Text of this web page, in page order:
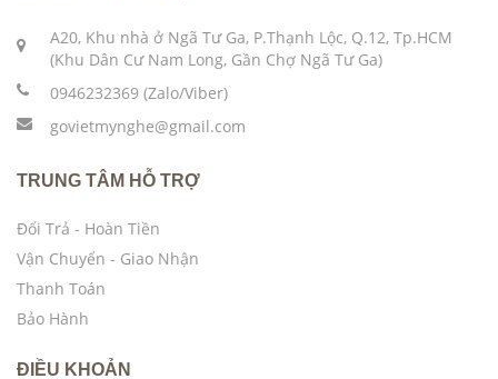
A20, Khu nhà ở Ngã Tư Ga, P.Thạnh Lộc, Q.12, Tp.HCM
(Khu Dân Cư Nam Long, Gần Chợ Ngã Tư Ga)
0946232369 (Zalo/Viber)
govietmynghe@gmail.com
TRUNG TÂM HỖ TRỢ
Đổi Trả - Hoàn Tiền
Vận Chuyển - Giao Nhận
Thanh Toán
Bảo Hành
ĐIỀU KHOẢN